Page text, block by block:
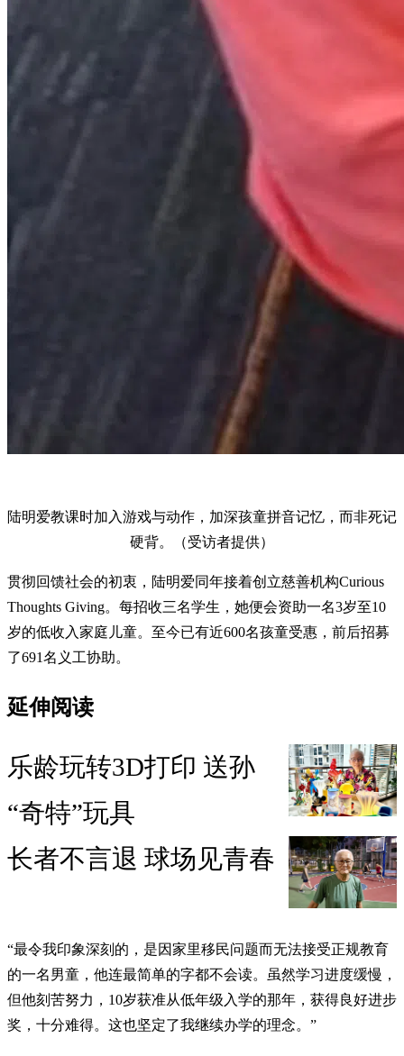
陆明爱教课时加入游戏与动作，加深孩童拼音记忆，而非死记
硬背。（受访者提供）
贯彻回馈社会的初衷，陆明爱同年接着创立慈善机构Curious
Thoughts Giving。每招收三名学生，她便会资助一名3岁至10
岁的低收入家庭儿童。至今已有近600名孩童受惠，前后招募
了691名义工协助。
延伸阅读
乐龄玩转3D打印 送孙
“奇特”玩具
长者不言退 球场见青春
“最令我印象深刻的，是因家里移民问题而无法接受正规教育
的一名男童，他连最简单的字都不会读。虽然学习进度缓慢，
但他刻苦努力，10岁获准从低年级入学的那年，获得良好进步
奖，十分难得。这也坚定了我继续办学的理念。”